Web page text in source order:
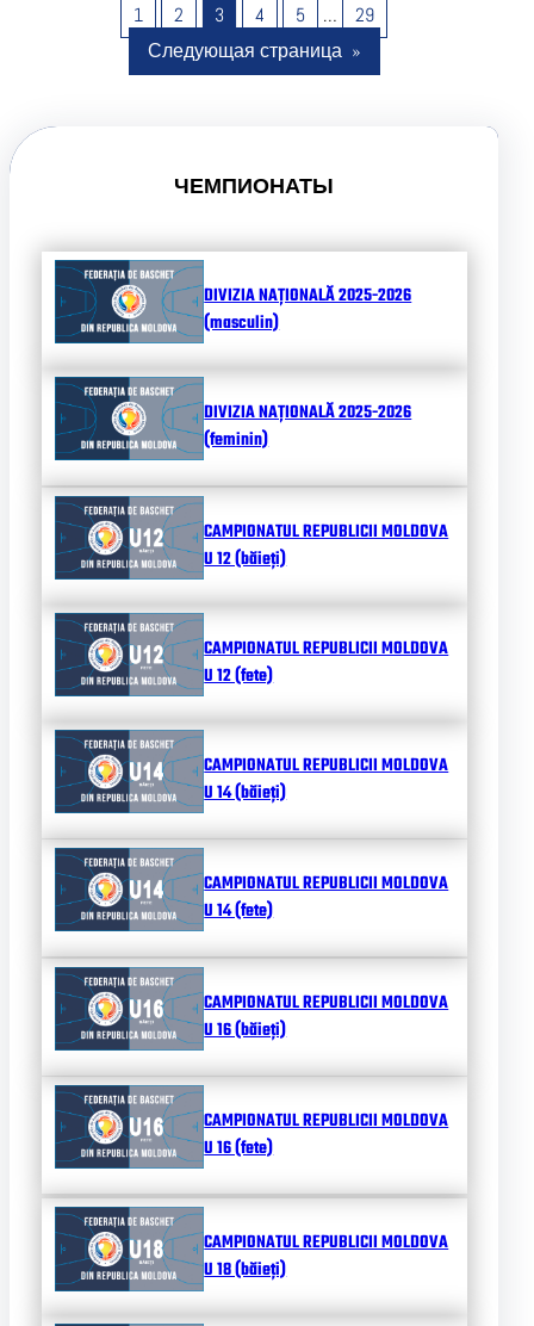
1
2 3 4 5 …
29
Следующая страница »
ЧЕМПИОНАТЫ
DIVIZIA NAȚIONALĂ 2025-2026
(masculin)
DIVIZIA NAȚIONALĂ 2025-2026
(feminin)
CAMPIONATUL REPUBLICII MOLDOVA
U 12 (băieți)
CAMPIONATUL REPUBLICII MOLDOVA
U 12 (fete)
CAMPIONATUL REPUBLICII MOLDOVA
U 14 (băieți)
CAMPIONATUL REPUBLICII MOLDOVA
U 14 (fete)
CAMPIONATUL REPUBLICII MOLDOVA
U 16 (băieți)
CAMPIONATUL REPUBLICII MOLDOVA
U 16 (fete)
CAMPIONATUL REPUBLICII MOLDOVA
U 18 (băieți)